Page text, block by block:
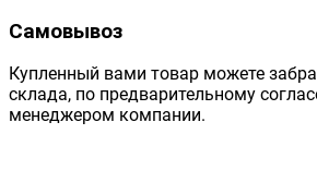
Самовывоз
Купленный вами товар можете
склада, по предварительному
менеджером компании.